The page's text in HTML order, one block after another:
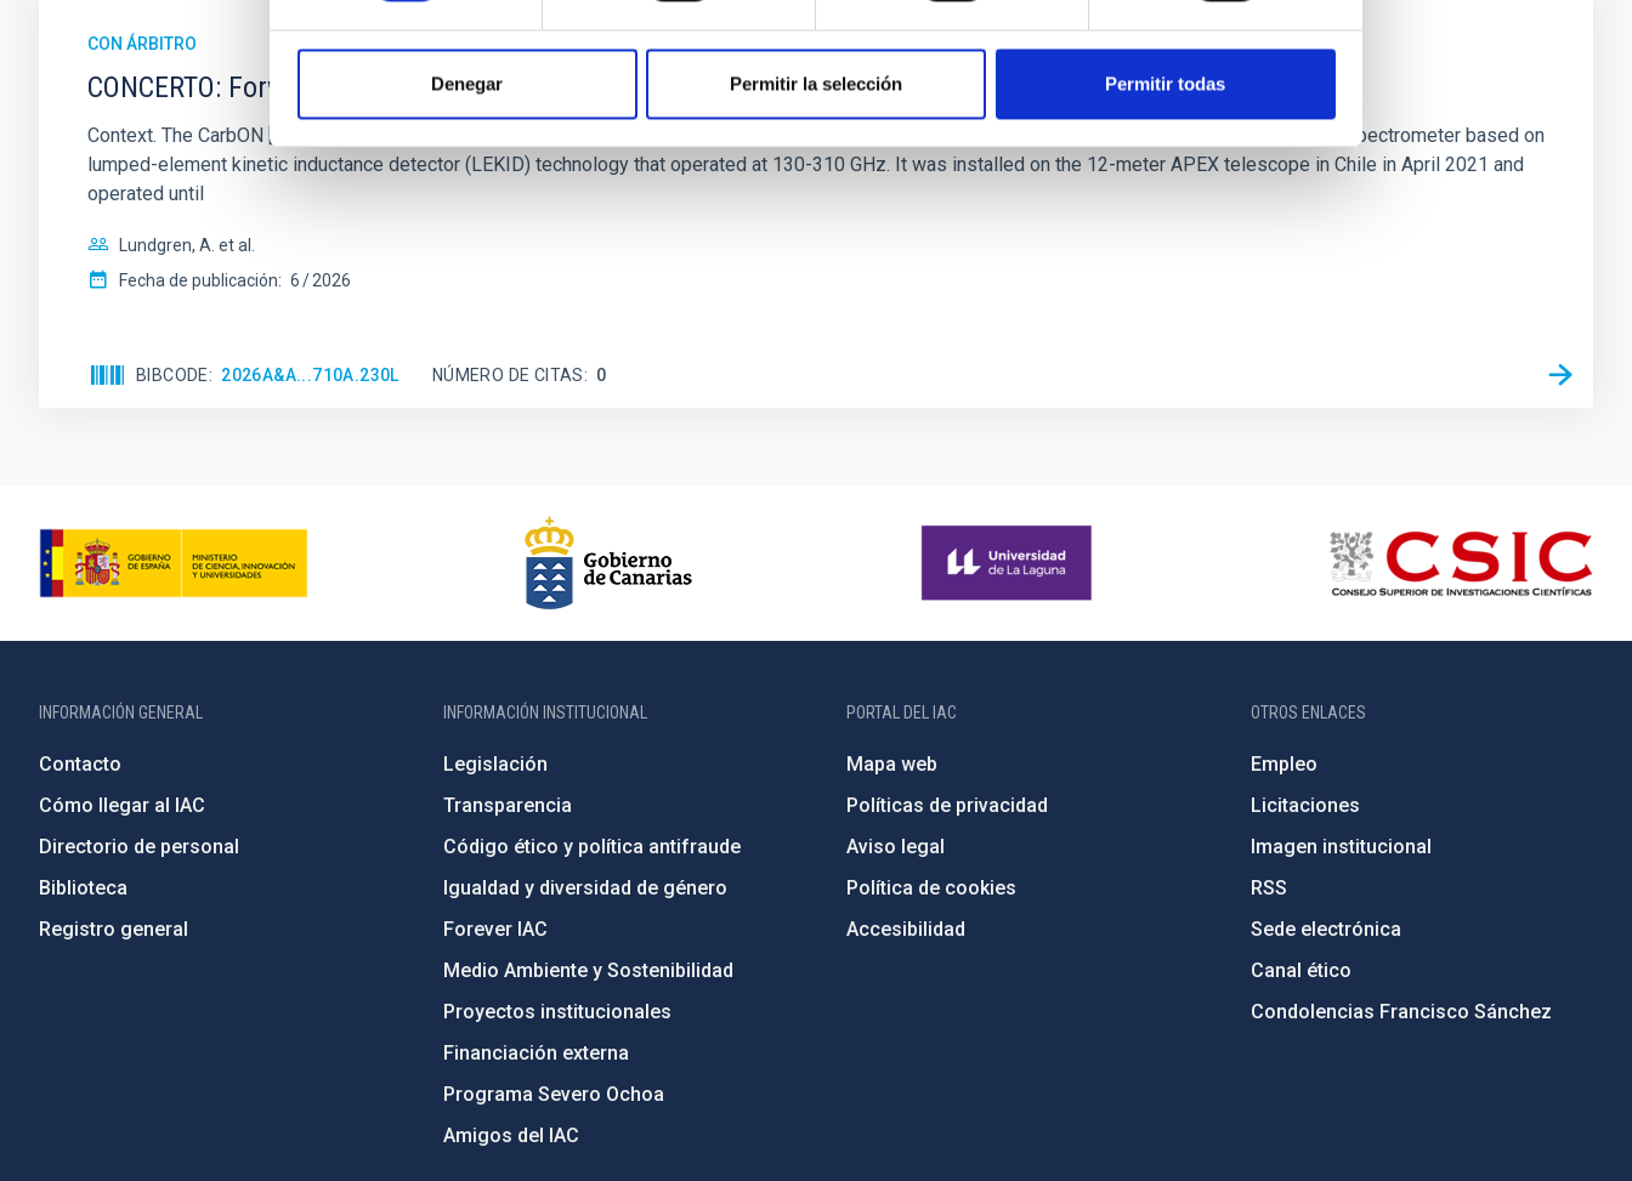
Denegar Permitir la selección Permitir todas
CON ÁRBITRO
CONCERTO: Forward modelling of interferograms for calibration
Context. The CarbON [CII] line in post-rEionisation and ReionisaTiOn epoch (CONCERTO) instrument was a low-resolution mapping Fourier-transform spectrometer based on
lumped-element kinetic inductance detector (LEKID) technology that operated at 130-310 GHz. It was installed on the 12-meter APEX telescope in Chile in April 2021 and
operated until
Lundgren, A. et al.
Fecha de publicación: 6 2026
BIBCODE 2026A&A...710A.230L NÚMERO DE CITAS 0
INFORMACIÓN GENERAL
Contacto
Cómo llegar al IAC
Directorio de personal
Biblioteca
Registro general
INFORMACIÓN INSTITUCIONAL
Legislación
Transparencia
Código ético y política antifraude
Igualdad y diversidad de género
Forever IAC
Medio Ambiente y Sostenibilidad
Proyectos institucionales
Financiación externa
Programa Severo Ochoa
Amigos del IAC
PORTAL DEL IAC
Mapa web
Políticas de privacidad
Aviso legal
Política de cookies
Accesibilidad
OTROS ENLACES
Empleo
Licitaciones
Imagen institucional
RSS
Sede electrónica
Canal ético
Condolencias Francisco Sánchez